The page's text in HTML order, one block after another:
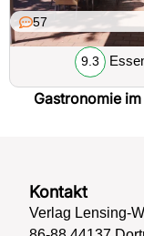
57
9.3
Gastronomie
Kontakt
Verlag Lensing-